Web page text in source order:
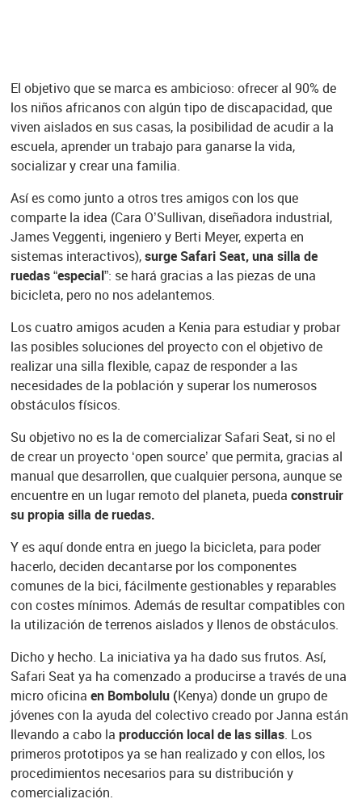
El objetivo que se marca es ambicioso: ofrecer al 90% de
los niños africanos con algún tipo de discapacidad, que
viven aislados en sus casas, la posibilidad de acudir a la
escuela, aprender un trabajo para ganarse la vida,
socializar y crear una familia.
Así es como junto a otros tres amigos con los que
comparte la idea (Cara O’Sullivan, diseñadora industrial,
James Veggenti, ingeniero y Berti Meyer, experta en
sistemas interactivos),surge Safari Seat, una silla de
ruedas “especial”: se hará gracias a las piezas de una
bicicleta, pero no nos adelantemos.
Los cuatro amigos acuden a Kenia para estudiar y probar
las posibles soluciones del proyecto con el objetivo de
realizar una silla flexible, capaz de responder a las
necesidades de la población y superar los numerosos
obstáculos físicos.
Su objetivo no es la de comercializar Safari Seat, si no el
de crear un proyecto ‘open source’ que permita, gracias al
manual que desarrollen, que cualquier persona, aunque se
encuentre en un lugar remoto del planeta, pueda construir
su propia silla de ruedas.
Y es aquí donde entra en juego la bicicleta, para poder
hacerlo, deciden decantarse por los componentes
comunes de la bici, fácilmente gestionables y reparables
con costes mínimos. Además de resultar compatibles con
la utilización de terrenos aislados y llenos de obstáculos.
Dicho y hecho. La iniciativa ya ha dado sus frutos. Así,
Safari Seat ya ha comenzado a producirse a través de una
micro oficina en Bombolulu (Kenya) donde un grupo de
jóvenes con la ayuda del colectivo creado por Janna están
llevando a cabo la producción local de las sillas. Los
primeros prototipos ya se han realizado y con ellos, los
procedimientos necesarios para su distribución y
comercialización.